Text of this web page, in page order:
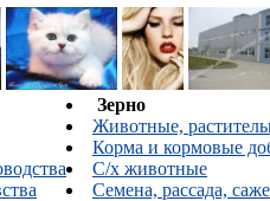
Зерно
Животные,
Корма и кормовые
С/х животные
Семена, рассада,